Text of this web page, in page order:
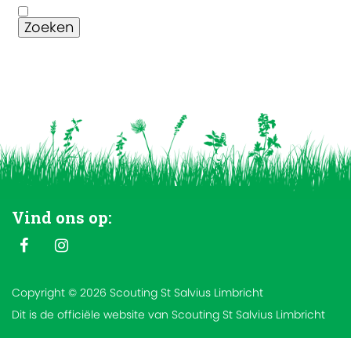
Vind ons op:
Copyright © 2026 Scouting St Salvius Limbricht
Dit is de officiële website van Scouting St Salvius Limbricht